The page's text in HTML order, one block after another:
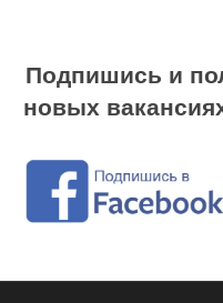
Подпишись и
новых